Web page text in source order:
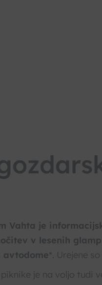
Vahta je
v lesenih
avtodome*. Urejene
je na voljo tudi